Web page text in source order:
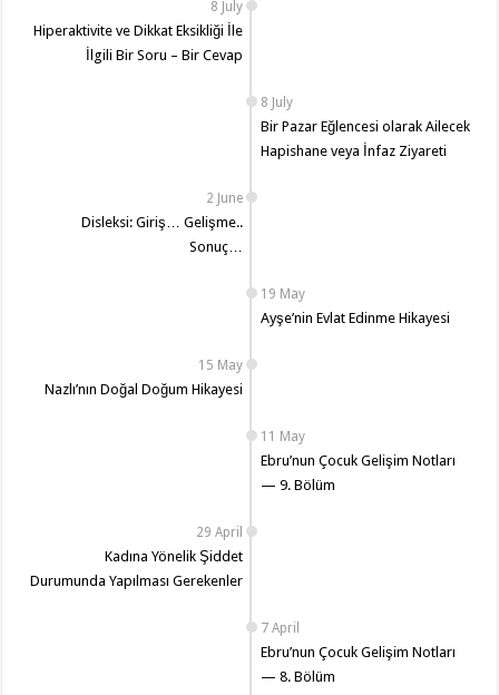
8 July
Hiperaktivite ve Dikkat Eksikliği İle
İlgili Bir Soru – Bir Cevap
8 July
Bir Pazar Eğlencesi olarak Ailecek
Hapishane veya İnfaz Ziyareti
2 June
Disleksi: Giriş… Gelişme..
Sonuç…
19 May
Ayşe’nin Evlat Edinme Hikayesi
15 May
Nazlı’nın Doğal Doğum Hikayesi
11 May
Ebru’nun Çocuk Gelişim Notları
— 9. Bölüm
29 April
Kadına Yönelik Şiddet
Durumunda Yapılması Gerekenler
7 April
Ebru’nun Çocuk Gelişim Notları
— 8. Bölüm